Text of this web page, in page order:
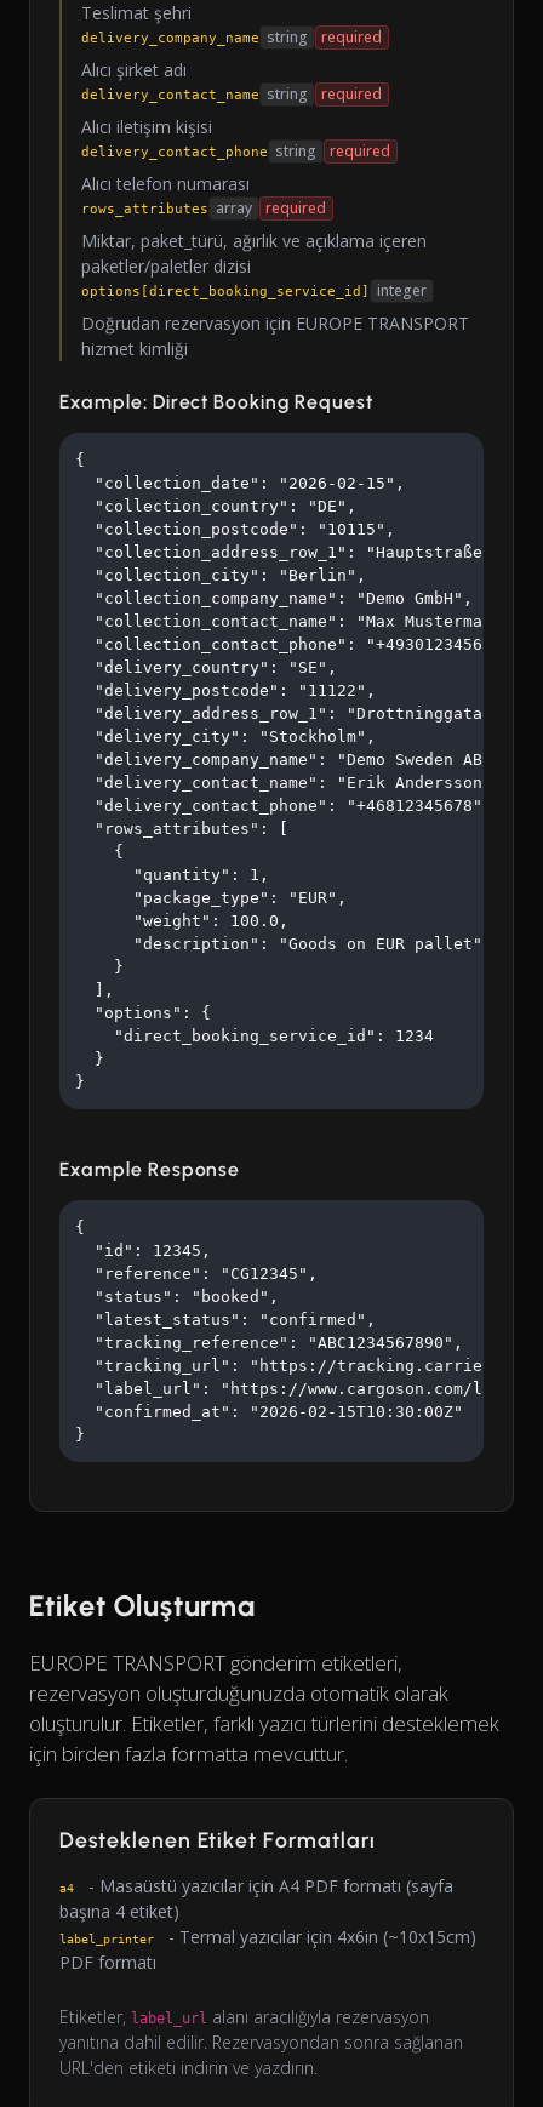
Teslimat şehri
delivery_company_name string required
Alıcı şirket adı
delivery_contact_name string required
Alıcı iletişim kişisi
delivery_contact_phone string required
Alıcı telefon numarası
rows_attributes array required
Miktar, paket_türü, ağırlık ve açıklama içeren
paketler/paletler dizisi
options[direct_booking_service_id] integer
Doğrudan rezervasyon için EUROPE TRANSPORT
hizmet kimliği
Example: Direct Booking Request
{
  "collection_date": "2026-02-15",
  "collection_country": "DE",
  "collection_postcode": "10115",
  "collection_address_row_1": "Hauptstraße 123",
  "collection_city": "Berlin",
  "collection_company_name": "Demo GmbH",
  "collection_contact_name": "Max Mustermann",
  "collection_contact_phone": "+4930123456",
  "delivery_country": "SE",
  "delivery_postcode": "11122",
  "delivery_address_row_1": "Drottninggatan 45",
  "delivery_city": "Stockholm",
  "delivery_company_name": "Demo Sweden AB",
  "delivery_contact_name": "Erik Andersson",
  "delivery_contact_phone": "+46812345678",
  "rows_attributes": [
    {
      "quantity": 1,
      "package_type": "EUR",
      "weight": 100.0,
      "description": "Goods on EUR pallet"
    }
  ],
  "options": {
    "direct_booking_service_id": 1234
  }
}
Example Response
{
  "id": 12345,
  "reference": "CG12345",
  "status": "booked",
  "latest_status": "confirmed",
  "tracking_reference": "ABC1234567890",
"tracking_url": "https://
"label_url": "https://www.cargoson.com/
  "confirmed_at": "2026-02-15T10:30:00Z"
}
Etiket Oluşturma
EUROPE TRANSPORT gönderim etiketleri,
rezervasyon oluşturduğunuzda otomatik olarak
oluşturulur. Etiketler, farklı yazıcı türlerini desteklemek
için birden fazla formatta mevcuttur.
Desteklenen Etiket Formatları
a4
- Masaüstü yazıcılar için A4 PDF formatı (sayfa
başına 4 etiket)
label_printer
- Termal yazıcılar için 4x6in (~10x15cm)
PDF formatı
Etiketler, label_url alanı aracılığıyla rezervasyon
yanıtına dahil edilir. Rezervasyondan sonra sağlanan
URL'den etiketi indirin ve yazdırın.